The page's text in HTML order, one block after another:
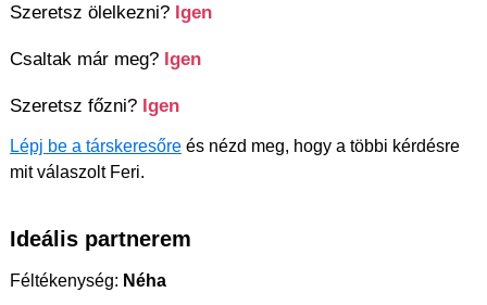
Szeretsz ölelkezni? Igen
Csaltak már meg? Igen
Szeretsz főzni? Igen
Lépj be a társkeresőre és nézd meg, hogy a többi kérdésre
mit válaszolt Feri.
Ideális partnerem
Féltékenység: Néha